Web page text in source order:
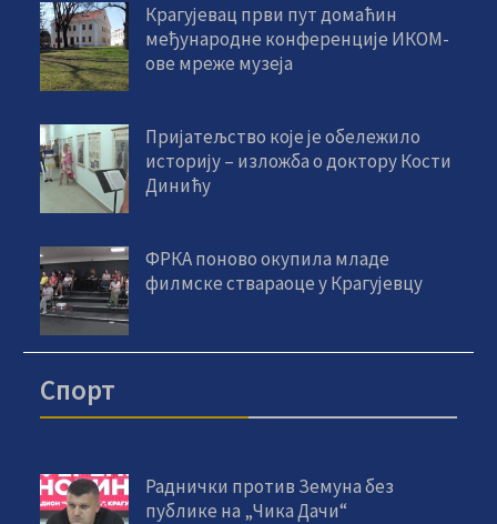
Крагујевац први пут домаћин
међународне конференције ИКОМ-
ове мреже музеја
Пријатељство које је обележило
историју – изложба о доктору Кости
Динићу
ФРКА поново окупила младе
филмске ствараоце у Крагујевцу
Спорт
Раднички против Земуна без
публике на „Чика Дачи“